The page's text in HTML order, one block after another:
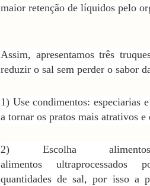
maior retenção de líquidos pelo
Assim, apresentamos três
reduzir o sal sem perder o sabor
1) Use condimentos: especiarias
a tornar os pratos mais atrativos e
2) Escolha
alimentos ultraprocessados
quantidades de sal, por isso a